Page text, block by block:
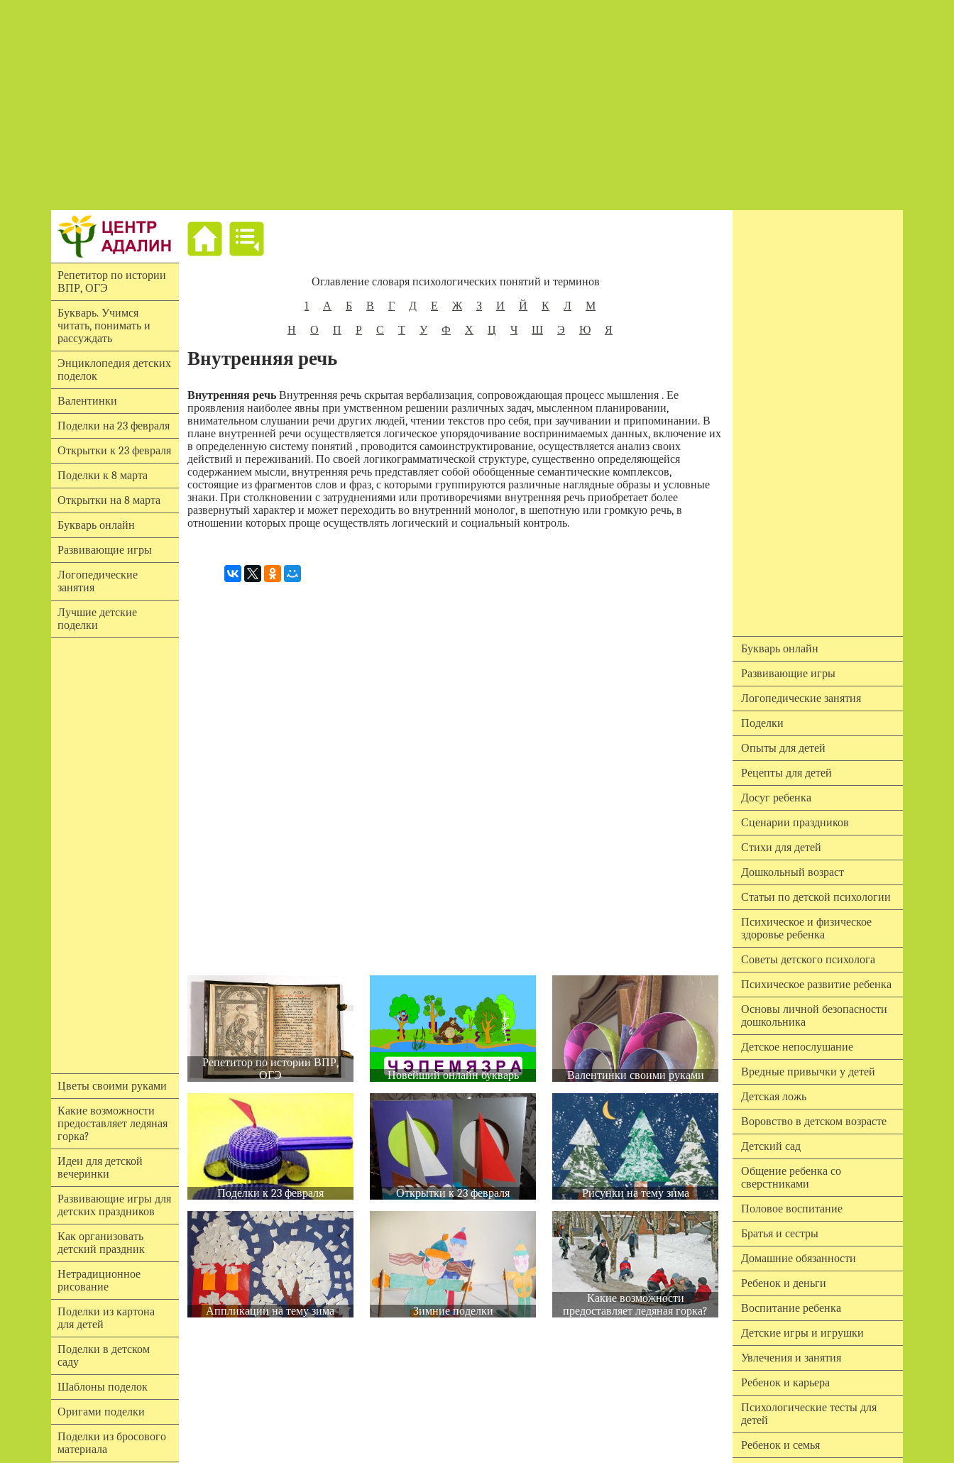
Репетитор по истории
ВПР, ОГЭ
Букварь. Учимся
читать, понимать и
рассуждать
Энциклопедия детских
поделок
Валентинки
Поделки на 23 февраля
Открытки к 23 февраля
Поделки к 8 марта
Открытки на 8 марта
Букварь онлайн
Развивающие игры
Логопедические
занятия
Лучшие детские
поделки
Цветы своими руками
Какие возможности
предоставляет ледяная
горка?
Идеи для детской
вечеринки
Развивающие игры для
детских праздников
Как организовать
детский праздник
Нетрадиционное
рисование
Поделки из картона
для детей
Поделки в детском
саду
Шаблоны поделок
Оригами поделки
Поделки из бросового
материала
Оглавление словаря психологических понятий и терминов
1
А Б В Г Д Е Ж З И Й К Л
М
Н
О П Р С Т У Ф Х Ц Ч Ш Э Ю Я
Внутренняя речь
Внутренняя речьВнутренняя речь скрытая вербализация, сопровождающая процесс мышления . Ее
проявления наиболее явны при умственном решении различных задач, мысленном планировании,
внимательном слушании речи других людей, чтении текстов про себя, при заучивании и припоминании. В
плане внутренней речи осуществляется логическое упорядочивание воспринимаемых данных, включение их
в определенную систему понятий , проводится самоинструктирование, осуществляется анализ своих
действий и переживаний. По своей логикограмматической структуре, существенно определяющейся
содержанием мысли, внутренняя речь представляет собой обобщенные семантические комплексов,
состоящие из фрагментов слов и фраз, с которыми группируются различные наглядные образы и условные
знаки. При столкновении с затруднениями или противоречиями внутренняя речь приобретает более
развернутый характер и может переходить во внутренний монолог, в шепотную или громкую речь, в
отношении которых проще осуществлять логический и социальный контроль.
Репетитор по истории ВПР,
ОГЭ
Новейший онлайн букварь Валентинки своими руками
Поделки к 23 февраля Открытки к 23 февраля Рисунки на тему зима
Аппликации на тему зима Зимние поделки
Какие возможности
предоставляет ледяная горка?
Букварь онлайн
Развивающие игры
Логопедические занятия
Поделки
Опыты для детей
Рецепты для детей
Досуг ребенка
Сценарии праздников
Стихи для детей
Дошкольный возраст
Статьи по детской психологии
Психическое и физическое
здоровье ребенка
Советы детского психолога
Психическое развитие ребенка
Основы личной безопасности
дошкольника
Детское непослушание
Вредные привычки у детей
Детская ложь
Воровство в детском возрасте
Детский сад
Общение ребенка со
сверстниками
Половое воспитание
Братья и сестры
Домашние обязанности
Ребенок и деньги
Воспитание ребенка
Детские игры и игрушки
Увлечения и занятия
Ребенок и карьера
Психологические тесты для
детей
Ребенок и семья